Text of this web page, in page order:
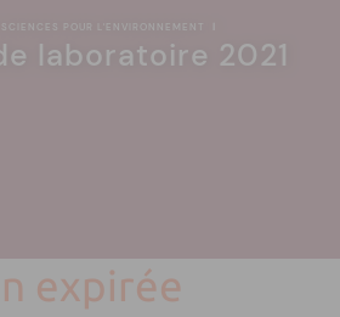
SCIENCES POUR L'ENVIRONNEMENT
laboratoire 2021
expirée